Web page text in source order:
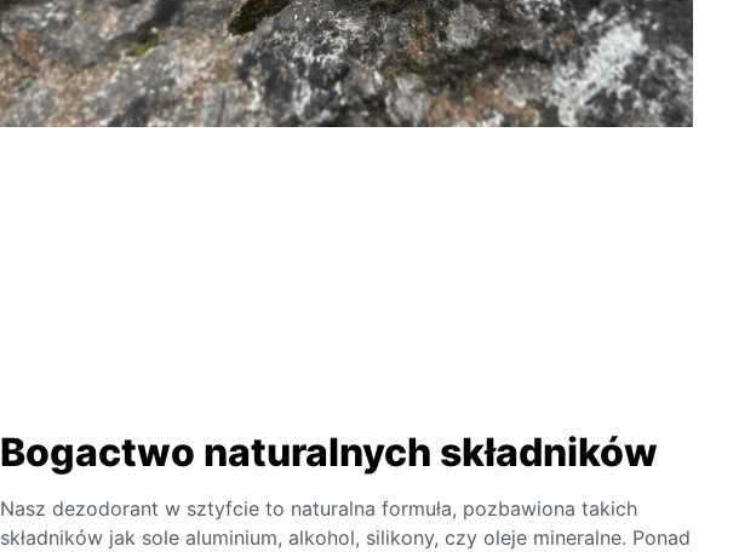
Bogactwo naturalnych składników
Nasz dezodorant w sztyfcie to naturalna formuła, pozbawiona takich
składników jak sole aluminium, alkohol, silikony, czy oleje mineralne. Ponad